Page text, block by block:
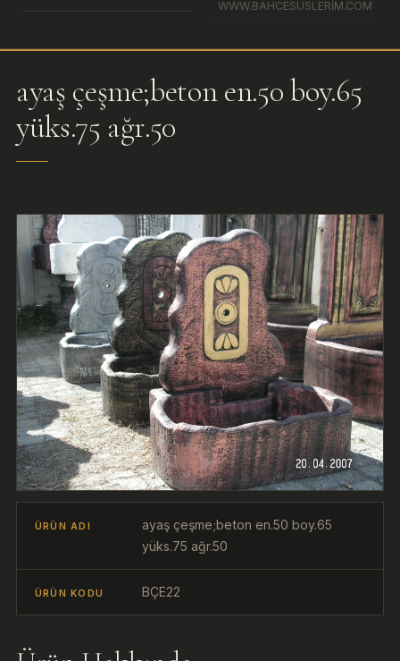
WWW.BAHCESUSLERİM.COM
ayaş çeşme;beton en.50 boy.65
yüks.75 ağr.50
ÜRÜN ADI
ayaş çeşme;beton en.50 boy.65
yüks.75 ağr.50
ÜRÜN KODU BÇE22